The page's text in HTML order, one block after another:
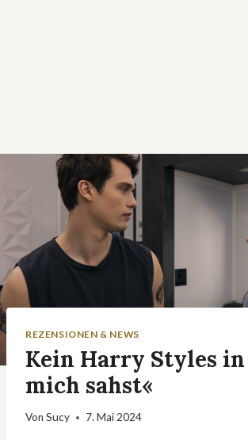
REZENSIONEN & NEWS
Kein Harry Styles
mich sahst«
Von Sucy 7. Mai 2024